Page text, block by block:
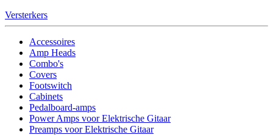
Versterkers
Accessoires
Amp Heads
Combo's
Covers
Footswitch
Cabinets
Pedalboard-amps
Power Amps voor Elektrische Gitaar
Preamps voor Elektrische Gitaar